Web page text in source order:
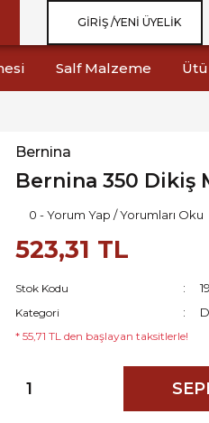
GIRIŞ /YENI ÜYELIK
Salf Malzeme
Bernina
Bernina 350 Dikiş
0 - Yorum Yap / Yorumları Oku
523,31 TL
Stok Kodu
Kategori
* 55,71 TL den başlayan taksitlerle!